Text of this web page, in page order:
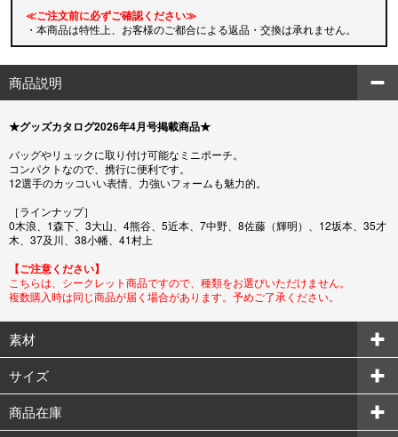
≪ご注文前に必ずご確認ください≫
・本商品は特性上、お客様のご都合による返品・交換は承れません。
商品説明
★グッズカタログ2026年4月号掲載商品★
バッグやリュックに取り付け可能なミニポーチ。
コンパクトなので、携行に便利です。
12選手のカッコいい表情、力強いフォームも魅力的。
［ラインナップ］
0木浪、1森下、3大山、4熊谷、5近本、7中野、8佐藤（輝明）、12坂本、35才
木、37及川、38小幡、41村上
【ご注意ください】
こちらは、シークレット商品ですので、種類をお選びいただけません。
複数購入時は同じ商品が届く場合があります。予めご了承ください。
素材
サイズ
商品在庫